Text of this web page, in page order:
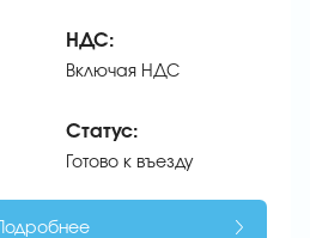
НДС:
Включая НДС
Статус:
Готово к въезду
Подробнее